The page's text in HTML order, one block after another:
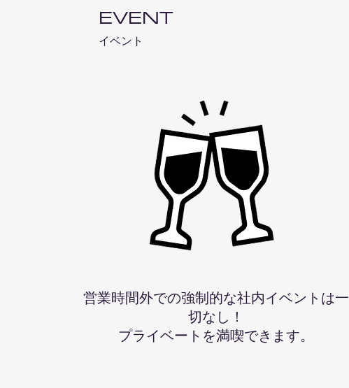
EVENT
​イベント
営業時間外での強制的な社内イベントは一
切なし！
​プライベートを満喫できます。